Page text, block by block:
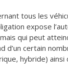
tous les
expose
qui peut
d’un certain
hybride)